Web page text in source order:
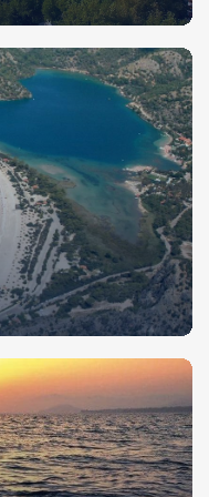
tasarımı ve